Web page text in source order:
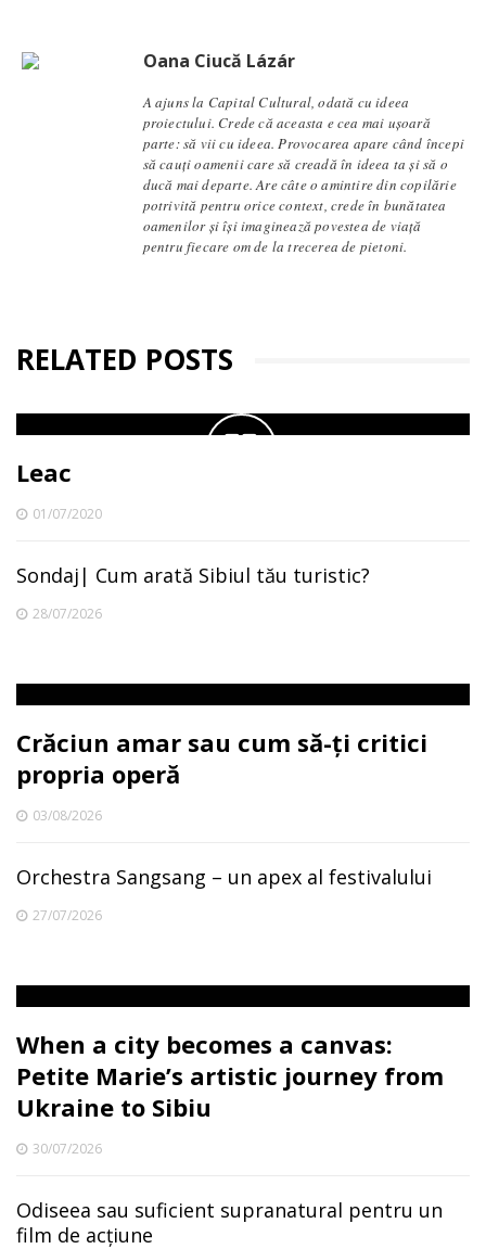
Oana Ciucă Lázár
A ajuns la Capital Cultural, odată cu ideea
proiectului. Crede că aceasta e cea mai ușoară
parte: să vii cu ideea. Provocarea apare când începi
să cauți oamenii care să creadă în ideea ta și să o
ducă mai departe. Are câte o amintire din copilărie
potrivită pentru orice context, crede în bunătatea
oamenilor și își imaginează povestea de viață
pentru fiecare om de la trecerea de pietoni.
RELATED POSTS
Leac
01/07/2020
Sondaj| Cum arată Sibiul tău turistic?
28/07/2026
Crăciun amar sau cum să-ți critici
propria operă
03/08/2026
Orchestra Sangsang – un apex al festivalului
27/07/2026
When a city becomes a canvas:
Petite Marie’s artistic journey from
Ukraine to Sibiu
30/07/2026
Odiseea sau suficient supranatural pentru un
film de acțiune